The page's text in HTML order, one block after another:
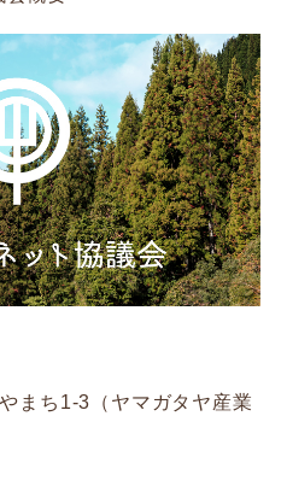
まち1-3（ヤマガタヤ産業